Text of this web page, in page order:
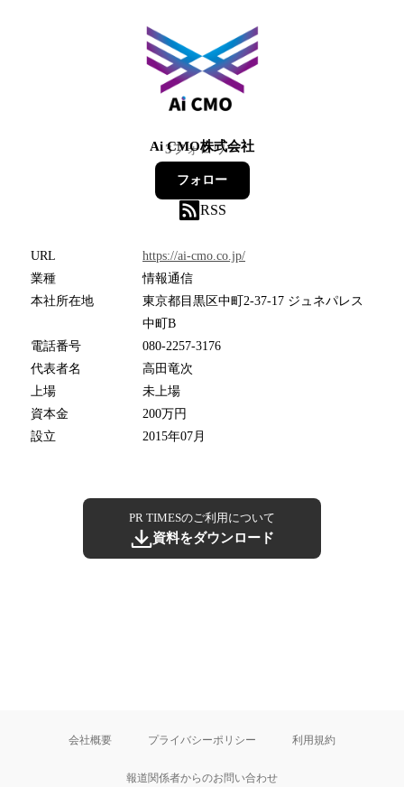
Ai CMO株式会社
3フォロワー
フォロー
RSS
URL
https://ai-cmo.co.jp/
業種
情報通信
本社所在地
東京都目黒区中町2-37-17 ジュネパレス
中町B
電話番号
080-2257-3176
代表者名
高田竜次
上場
未上場
資本金
200万円
設立
2015年07月
PR TIMESのご利用について
資料をダウンロード
会社概要 プライバシーポリシー 利用規約
報道関係者からのお問い合わせ